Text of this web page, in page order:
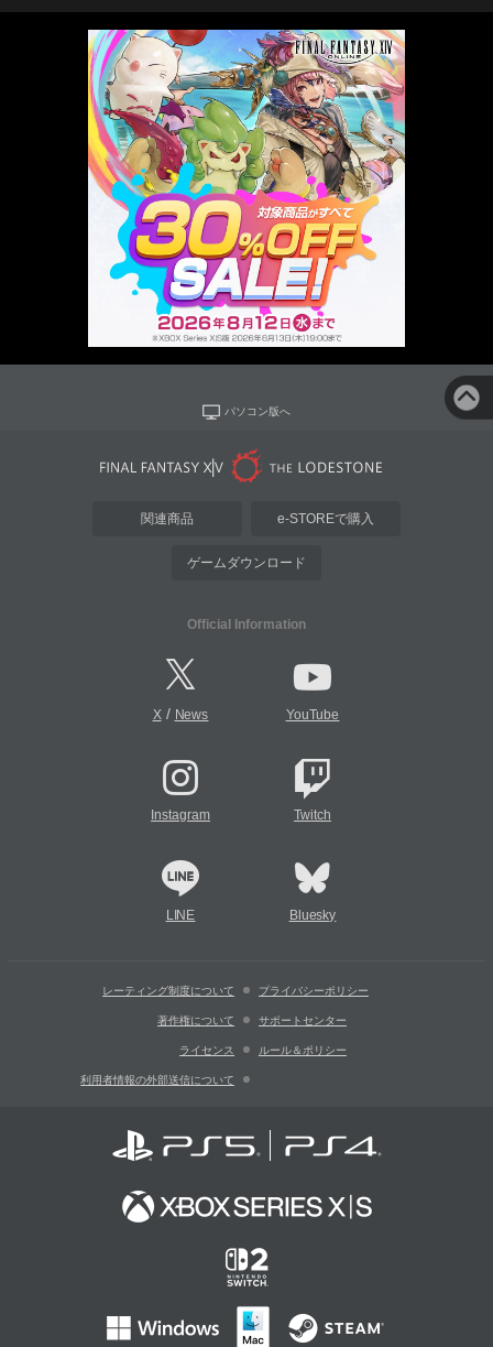
パソコン版へ
関連商品 e-STOREで購入
ゲームダウンロード
Official Information
X/ News YouTube
Instagram Twitch
LINE Bluesky
レーティング制度について プライバシーポリシー
著作権について サポートセンター
ライセンス ルール＆ポリシー
利用者情報の外部送信について